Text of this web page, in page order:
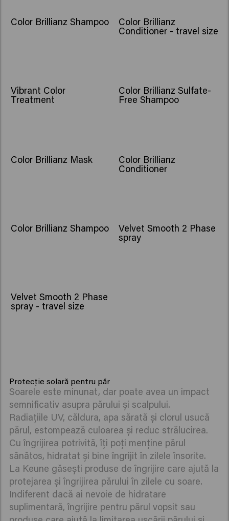
Color Brillianz Shampoo Color Brillianz
Conditioner - travel size
Vibrant Color
Treatment
Color Brillianz Sulfate-
Free Shampoo
Color Brillianz Mask Color Brillianz
Conditioner
Color Brillianz Shampoo Velvet Smooth 2 Phase
spray
Velvet Smooth 2 Phase
spray - travel size
Protecție solară pentru păr
Soarele este minunat, dar poate avea un impact
semnificativ asupra părului și scalpului.
Radiațiile UV, căldura, apa sărată și clorul usucă
părul, estompează culoarea și reduc strălucirea.
Cu îngrijirea potrivită, îți poți menține părul
sănătos, hidratat și bine îngrijit în zilele însorite.
La Keune găsești produse de îngrijire care ajută la
protejarea și îngrijirea părului în zilele cu soare.
Indiferent dacă ai nevoie de hidratare
suplimentară, îngrijire pentru părul vopsit sau